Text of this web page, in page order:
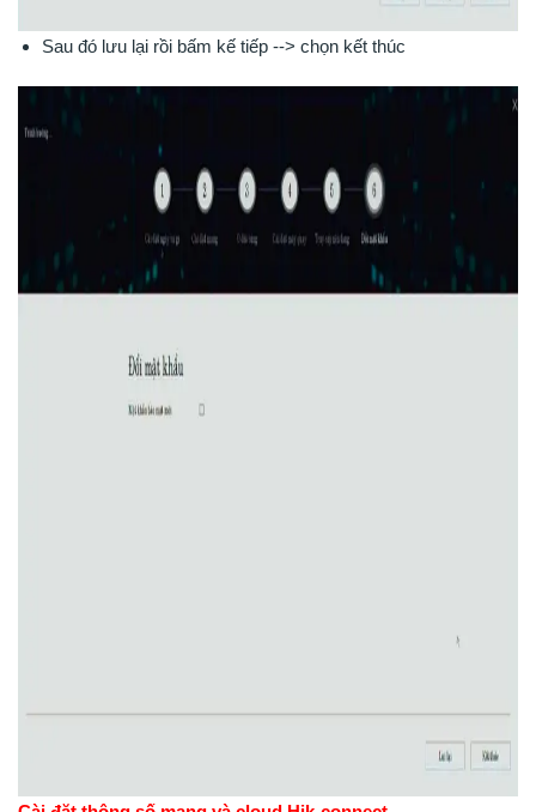
Sau đó lưu lại rồi bấm kế tiếp --> chọn kết thúc